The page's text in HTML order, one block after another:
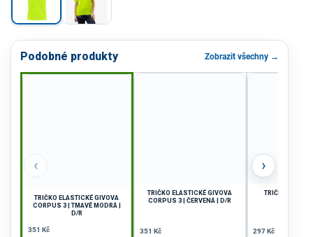
Podobné produkty Zobrazit všechny →
‹
TRIČKO ELASTICKÉ GIVOVA
CORPUS 3 | TMAVĚ MODRÁ |
D/R
351 Kč
TRIČKO ELASTICKÉ GIVOVA
CORPUS 3 | ČERVENÁ | D/R
351 Kč
TRIČKO
297 Kč
›